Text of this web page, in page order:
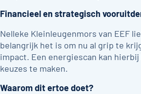
Financieel en strategisch
Nelleke Kleinleugenmors van EEF
belangrijk het is om nu al grip te
impact. Een energiescan kan
keuzes te maken.
Waarom dit ertoe doet?